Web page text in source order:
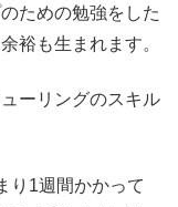
ための勉強をした
裕も生まれます。
ーリングのスキル
り1週間かかって